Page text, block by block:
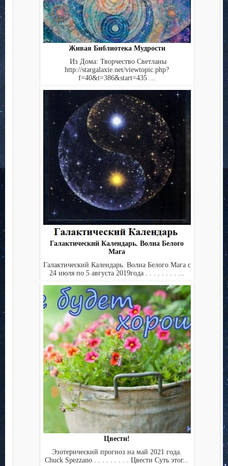
Живая Библиотека Мудрости
Из Дома: Творчество Светланы
http://stargalaxie.net/viewtopic.php?
f=40&t=386&start=435 ...
Галактический Календарь. Волна Белого
Мага
Галактический Календарь. Волна Белого Мага с
24 июля по 5 августа 2019года . . . . . . . . ...
Цвести!
Эзотерический прогноз на май 2021 года.
Chuck Spezzano . . . . . . . . . Цвести Суть этог...